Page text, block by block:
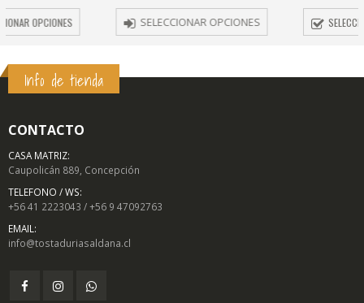
SELECCIONAR OPCIONES SELECCIONAR OPCIONES
Info de tienda
CONTACTO
CASA MATRIZ:
Caupolicán 889, Concepción
TELEFONO / WS:
+56 41 2223043 / +56 9 47092763
EMAIL:
info@tostaduriasaldana.cl